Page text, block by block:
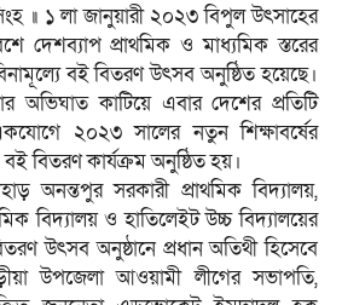
॥ ১ লা জানুয়ারী ২০২৩ বিপুল উৎসাহের
দেশব্যাপ প্রাথমিক ও মাধ্যমিক স্তরের
বই বিতরণ উৎসব অনুষ্ঠিত হয়েছে।
অভিঘাত কাটিয়ে এবার দেশের প্রতিটি
২০২৩ সালের নতুন শিক্ষাবর্ষের
বিতরণ কার্যক্রম অনুষ্ঠিত হয়।
অনন্তপুর সরকারী প্রাথমিক বিদ্যালয়,
বিদ্যালয় ও হাতিলেইট উচ্চ বিদ্যালয়ের
উৎসব অনুষ্ঠানে প্রধান অতিথী হিসেবে
উপজেলা আওয়ামী লীগের সভাপতি,